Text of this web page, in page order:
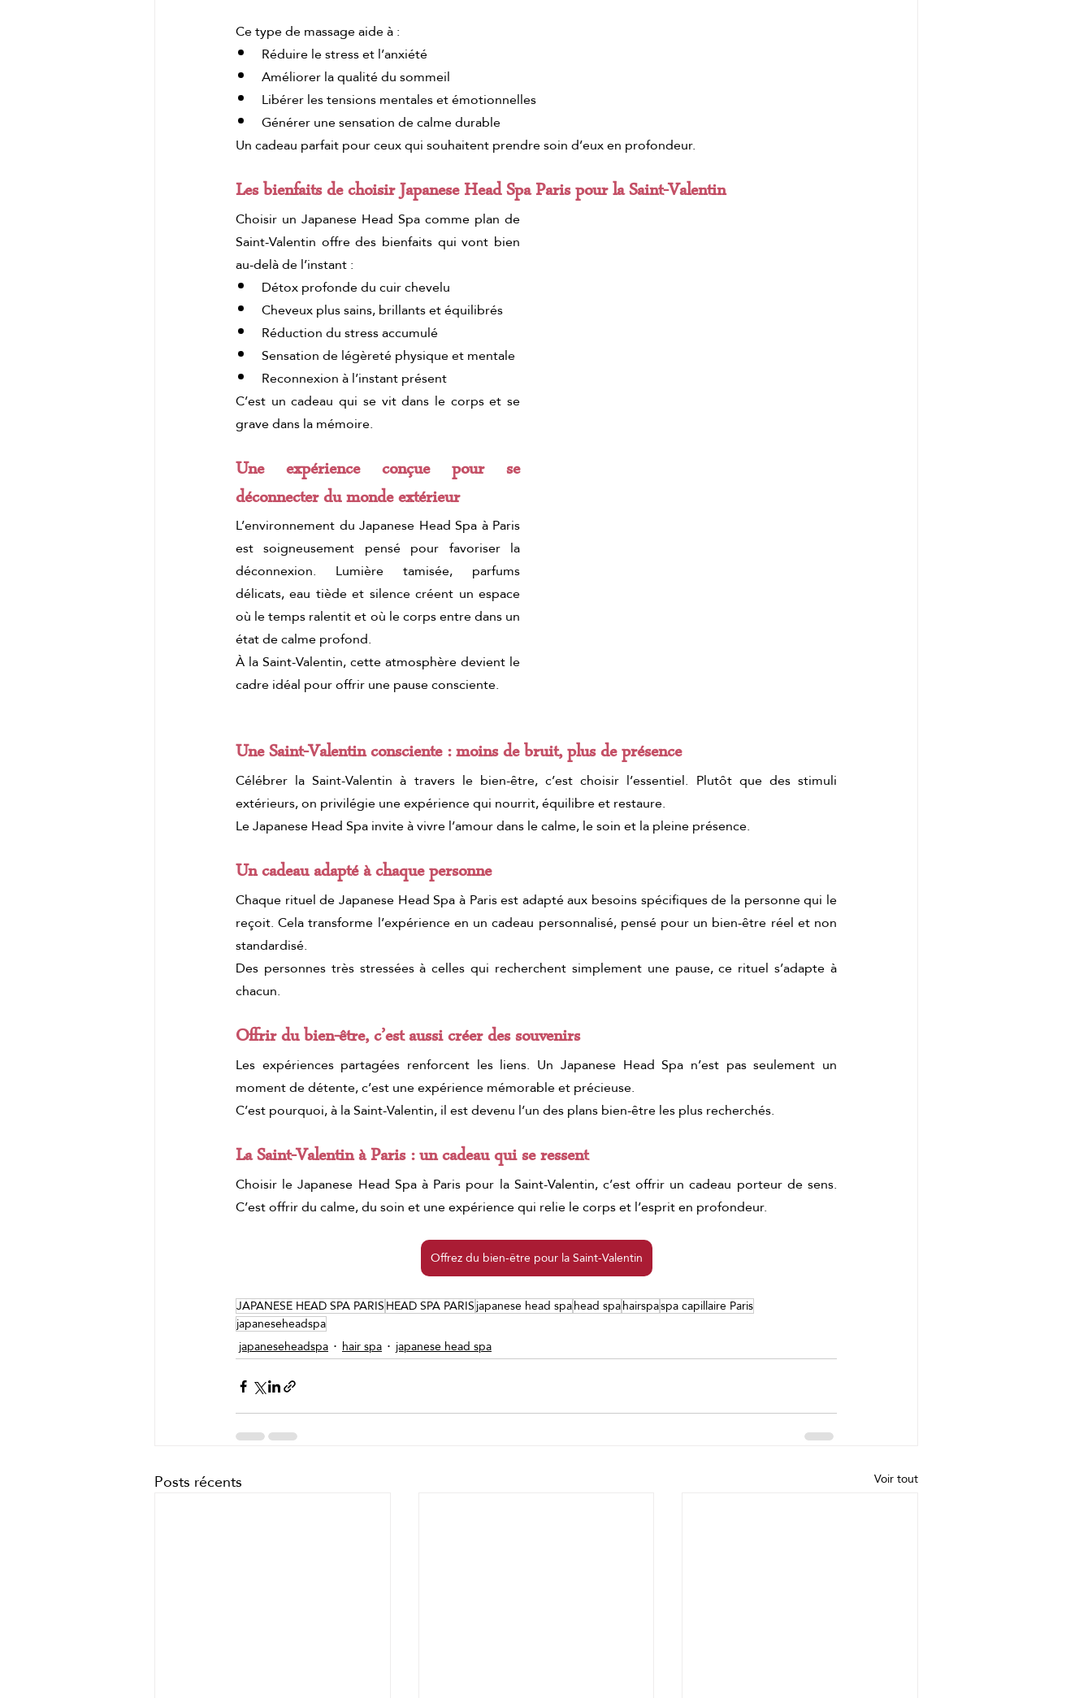
Ce type de massage aide à :
Réduire le stress et l’anxiété
Améliorer la qualité du sommeil
Libérer les tensions mentales et émotionnelles
Générer une sensation de calme durable
Un cadeau parfait pour ceux qui souhaitent prendre soin d’eux en profondeur.
Les bienfaits de choisir Japanese Head Spa Paris pour la Saint-Valentin
Choisir un Japanese Head Spa comme plan de
Saint-Valentin offre des bienfaits qui vont bien
au-delà de l’instant :
Détox profonde du cuir chevelu
Cheveux plus sains, brillants et équilibrés
Réduction du stress accumulé
Sensation de légèreté physique et mentale
Reconnexion à l’instant présent
C’est un cadeau qui se vit dans le corps et se
grave dans la mémoire.
Une expérience conçue pour se
déconnecter du monde extérieur
L’environnement du Japanese Head Spa à Paris
est soigneusement pensé pour favoriser la
déconnexion. Lumière tamisée, parfums
délicats, eau tiède et silence créent un espace
où le temps ralentit et où le corps entre dans un
état de calme profond.
À la Saint-Valentin, cette atmosphère devient le
cadre idéal pour offrir une pause consciente.
Une Saint-Valentin consciente : moins de bruit, plus de présence
Célébrer la Saint-Valentin à travers le bien-être, c’est choisir l’essentiel. Plutôt que des stimuli
extérieurs, on privilégie une expérience qui nourrit, équilibre et restaure.
Le Japanese Head Spa invite à vivre l’amour dans le calme, le soin et la pleine présence.
Un cadeau adapté à chaque personne
Chaque rituel de Japanese Head Spa à Paris est adapté aux besoins spécifiques de la personne qui le
reçoit. Cela transforme l’expérience en un cadeau personnalisé, pensé pour un bien-être réel et non
standardisé.
Des personnes très stressées à celles qui recherchent simplement une pause, ce rituel s’adapte à
chacun.
Offrir du bien-être, c’est aussi créer des souvenirs
Les expériences partagées renforcent les liens. Un Japanese Head Spa n’est pas seulement un
moment de détente, c’est une expérience mémorable et précieuse.
C’est pourquoi, à la Saint-Valentin, il est devenu l’un des plans bien-être les plus recherchés.
La Saint-Valentin à Paris : un cadeau qui se ressent
Choisir le Japanese Head Spa à Paris pour la Saint-Valentin, c’est offrir un cadeau porteur de sens.
C’est offrir du calme, du soin et une expérience qui relie le corps et l’esprit en profondeur.
Offrez du bien-être pour la Saint-Valentin
JAPANESE HEAD SPA PARISHEAD SPA PARISjapanese head spahead spahairspaspa capillaire Paris
japaneseheadspa
japaneseheadspa
hair spa japanese head spa
Posts récents Voir tout